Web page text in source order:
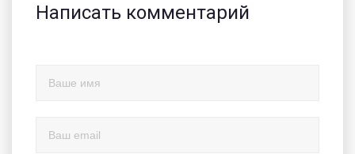
Написать комментарий